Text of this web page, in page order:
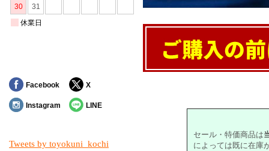
セール・特価商品は
によっては既に在庫
Facebook X
Instagram LINE
Tweets by toyokuni_kochi